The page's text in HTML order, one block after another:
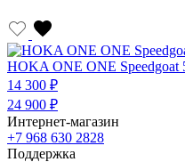
HOKA ONE ONE Speedgoat
14 300 ₽
24 900 ₽
Интернет-магазин
+7 968 630 2828
Поддержка